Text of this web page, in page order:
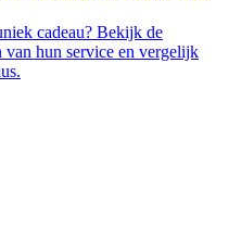
cadeau? Bekijk de
hun service en vergelijk